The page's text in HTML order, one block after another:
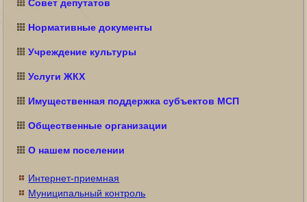
Совет депутатов
Нормативные документы
Учреждение культуры
Услуги ЖКХ
Имущественная поддержка субъектов МСП
Общественные организации
О нашем поселении
Интернет-приемная
Муниципальный контроль